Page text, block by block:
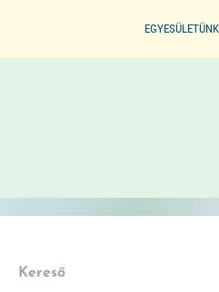
EGYESÜLETÜNK
Kereső